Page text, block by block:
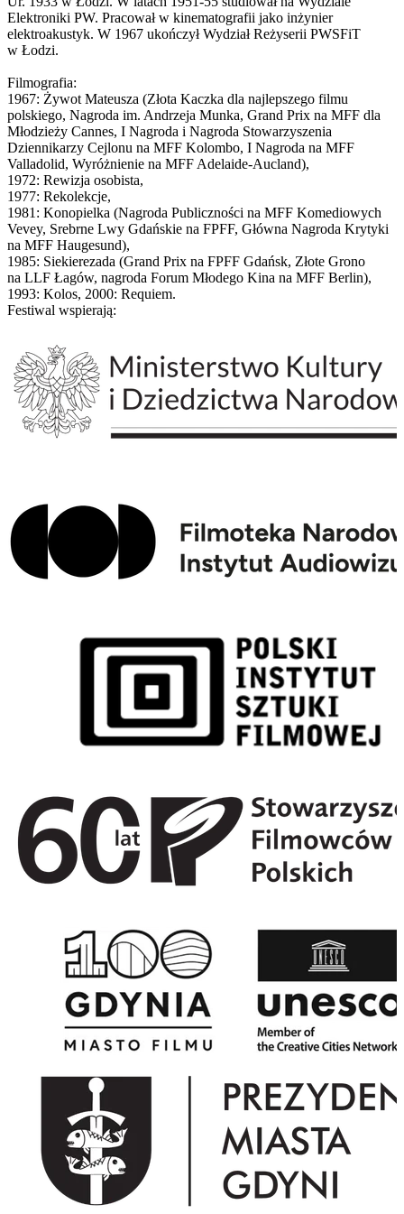
Elektroniki PW. Pracował w kinematografii jako inżynier
elektroakustyk. W 1967 ukończył Wydział Reżyserii PWSFiT
w Łodzi.
Filmografia:
1967: Żywot Mateusza (Złota Kaczka dla najlepszego filmu
polskiego, Nagroda im. Andrzeja Munka, Grand Prix na MFF dla
Młodzieży Cannes, I Nagroda i Nagroda Stowarzyszenia
Dziennikarzy Cejlonu na MFF Kolombo, I Nagroda na MFF
Valladolid, Wyróżnienie na MFF Adelaide-Aucland),
1972: Rewizja osobista,
1977: Rekolekcje,
1981: Konopielka (Nagroda Publiczności na MFF Komediowych
Vevey, Srebrne Lwy Gdańskie na FPFF, Główna Nagroda Krytyki
na MFF Haugesund),
1985: Siekierezada (Grand Prix na FPFF Gdańsk, Złote Grono
na LLF Łagów, nagroda Forum Młodego Kina na MFF Berlin),
1993: Kolos, 2000: Requiem.
Festiwal wspierają: